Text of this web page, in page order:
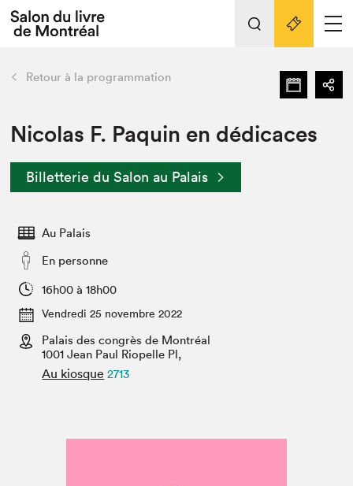
Espace exposant⋅e⋅s
Espace enseignant·e·s
Espace médias
L'événement
Préparer sa visite au Salon
Actualités
SLM PRO
retour Nos activités
Préparer sa visite
Salon dans la ville et en ligne
Projets partenaires
Liens pratiques
Retour à la programmation
Nicolas F. Paquin en dédicaces
Billetterie du Salon au Palais
Au Palais
En personne
16h00 à 18h00
Vendredi 25 novembre 2022
Palais des congrès de Montréal
1001 Jean Paul Riopelle Pl,
Au kiosque 2713